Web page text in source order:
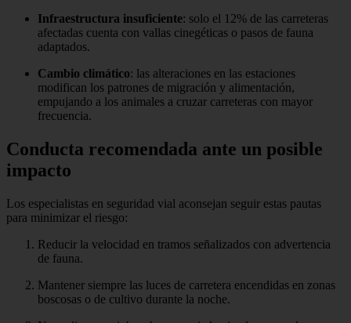
Infraestructura insuficiente: solo el 12% de las carreteras
afectadas cuenta con vallas cinegéticas o pasos de fauna
adaptados.
Cambio climático: las alteraciones en las estaciones
modifican los patrones de migración y alimentación,
empujando a los animales a cruzar carreteras con mayor
frecuencia.
Conducta recomendada ante un posible
impacto
Los especialistas en seguridad vial aconsejan seguir estas pautas
para minimizar el riesgo:
Reducir la velocidad en tramos señalizados con advertencia
de fauna.
Mantener siempre las luces de carretera encendidas en zonas
boscosas o de cultivo durante la noche.